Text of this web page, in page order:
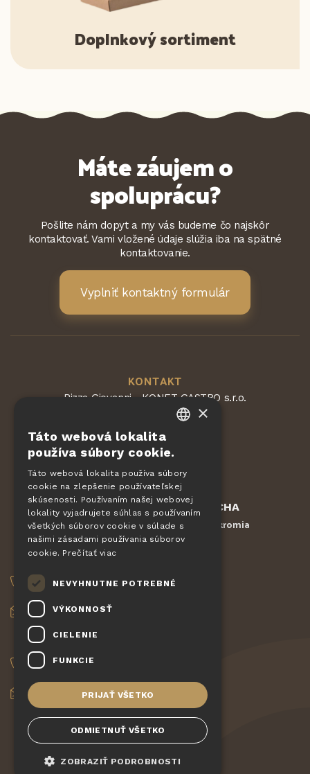
Doplnkový sortiment
Máte záujem o
spoluprácu?
Pošlite nám dopyt a my vás budeme čo najskôr
kontaktovať. Vami vložené údaje slúžia iba na spätné
kontaktovanie.
Vyplniť kontaktný formulár
KONTAKT
Pizza Giovanni - KONET GASTRO s.r.o.
Dvorská 168
563 01 Lanškroun
Česká republika
Chránené služboureCAPTCHA
Zmluvné podmienky - Ochrana súkromia
+420 775 560 953
objednavky@pizzagiovanni.cz
+420 777 222 157
info@pizzagiovanni.cz
DE
SLOVAK
×
Táto webová lokalita
používa súbory cookie.
Táto webová lokalita používa súbory
cookie na zlepšenie používateľskej
skúsenosti. Používaním našej webovej
lokality vyjadrujete súhlas s používaním
všetkých súborov cookie v súlade s
našimi zásadami používania súborov
cookie. Prečítať viac
NEVYHNUTNE POTREBNÉ
VÝKONNOSŤ
CIELENIE
FUNKCIE
PRIJAŤ VŠETKO
ODMIETNUŤ VŠETKO
ZOBRAZIŤ PODROBNOSTI